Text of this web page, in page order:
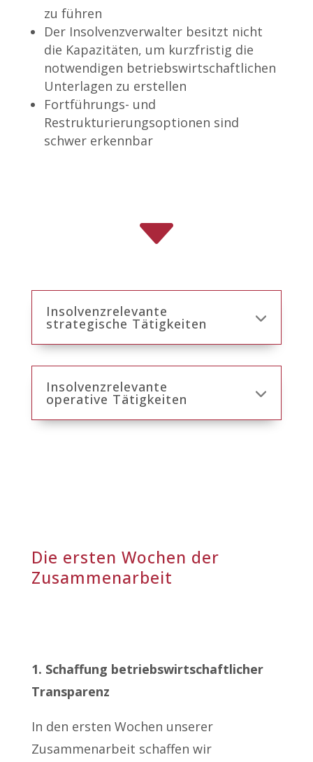
zu führen
Der Insolvenzverwalter besitzt nicht
die Kapazitäten, um kurzfristig die
notwendigen betriebswirtschaftlichen
Unterlagen zu erstellen
Fortführungs- und
Restrukturierungsoptionen sind
schwer erkennbar
C
Insolvenzrelevante
strategische Tätigkeiten
Insolvenzrelevante
operative Tätigkeiten
Die ersten Wochen der
Zusammenarbeit
1. Schaffung betriebswirtschaftlicher
Transparenz
In den ersten Wochen unserer
Zusammenarbeit schaffen wir